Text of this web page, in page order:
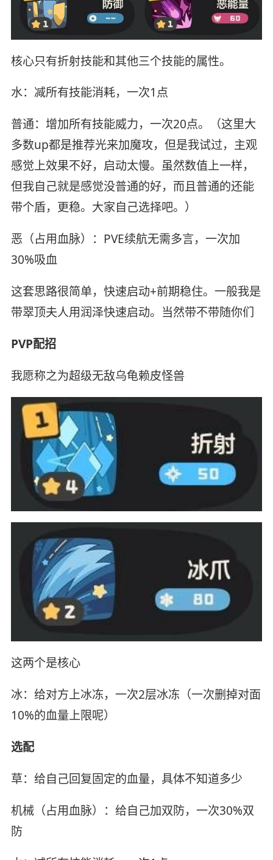
核心只有折射技能和其他三个技能的属性。
水：减所有技能消耗，一次1点
普通：增加所有技能威力，一次20点。（这里大
多数up都是推荐光来加魔攻，但是我试过，主观
感觉上效果不好，启动太慢。虽然数值上一样，
但我自己就是感觉没普通的好，而且普通的还能
带个盾，更稳。大家自己选择吧。）
恶（占用血脉）：PVE续航无需多言，一次加
30%吸血
这套思路很简单，快速启动+前期稳住。一般我是
带翠顶夫人用润泽快速启动。当然带不带随你们
PVP配招
我愿称之为超级无敌乌龟赖皮怪兽
这两个是核心
冰：给对方上冰冻，一次2层冰冻（一次删掉对面
10%的血量上限呢）
选配
草：给自己回复固定的血量，具体不知道多少
机械（占用血脉）：给自己加双防，一次30%双
防